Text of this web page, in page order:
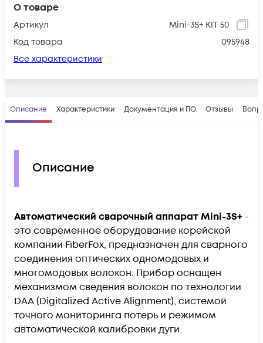
О товаре
Артикул
Mini-3S+ KIT 50
Код товара
095948
Все характеристики
Описание Характеристики Документация и ПО Отзывы
Описание
Автоматический сварочный аппарат Mini-3S+ -
это современное оборудование корейской
компании FiberFox, предназначен для сварного
соединения оптических одномодовых и
многомодовых волокон. Прибор оснащен
механизмом сведения волокон по технологии
DAA (Digitalized Active Alignment), системой
точного мониторинга потерь и режимом
автоматической калибровки дуги.